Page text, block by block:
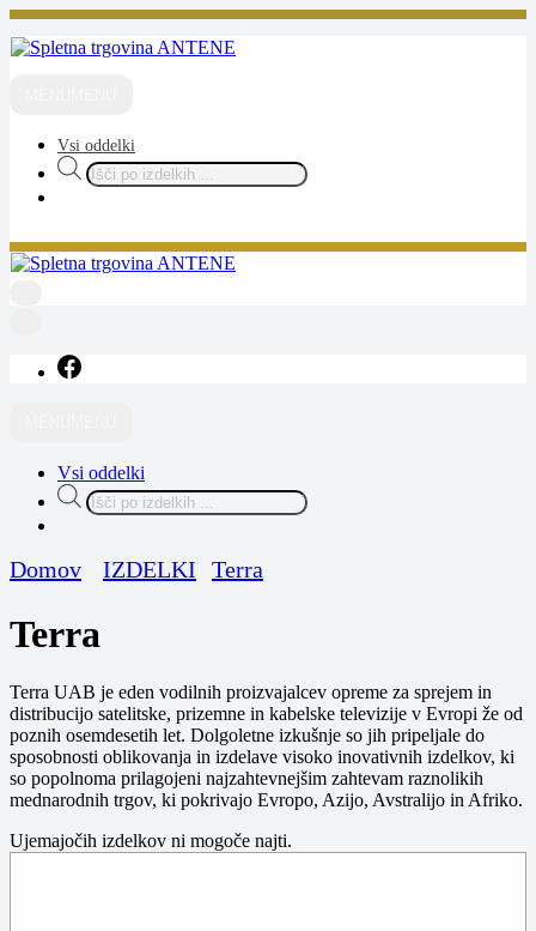
Skip
to
content
Vsi oddelki
Products
search
Vsi oddelki
Products
search
Domov IZDELKI Terra
Terra
Terra UAB je eden vodilnih proizvajalcev opreme za sprejem in
distribucijo satelitske, prizemne in kabelske televizije v Evropi že od
poznih osemdesetih let. Dolgoletne izkušnje so jih pripeljale do
sposobnosti oblikovanja in izdelave visoko inovativnih izdelkov, ki
so popolnoma prilagojeni najzahtevnejšim zahtevam raznolikih
mednarodnih trgov, ki pokrivajo Evropo, Azijo, Avstralijo in Afriko.
Ujemajočih izdelkov ni mogoče najti.